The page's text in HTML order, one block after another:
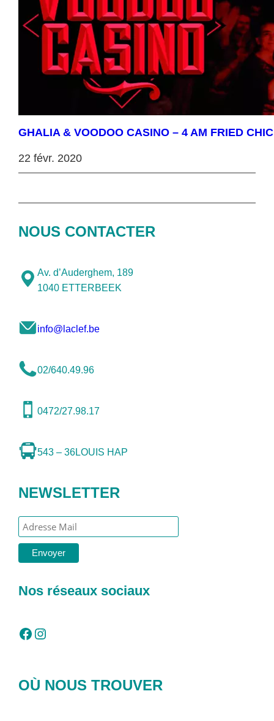
GHALIA & VOODOO CASINO – 4 AM FRIED
22 févr. 2020
NOUS CONTACTER
Av. d’Auderghem, 189
1040 ETTERBEEK
info@laclef.be
02/640.49.96
0472/27.98.17
543 – 36LOUIS HAP
NEWSLETTER
Nos réseaux sociaux
Facebook Instagram
OÙ NOUS TROUVER